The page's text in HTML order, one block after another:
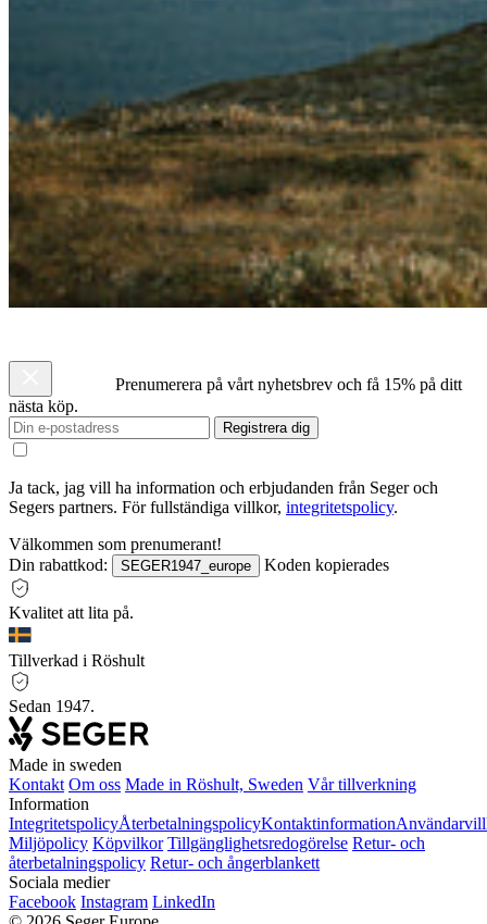
Prenumerera på vårt nyhetsbrev och få 15% på ditt
nästa köp.
Registrera dig
Ja tack, jag vill ha information och erbjudanden från Seger och
Segers partners. För fullständiga villkor, integritetspolicy.
Välkommen som prenumerant!
Din rabattkod:
SEGER1947_europe Koden kopierades
Kvalitet att lita på.
Tillverkad i Röshult
Sedan 1947.
Made in sweden
Kontakt Om oss Made in Röshult, Sweden Vår tillverkning
Information
IntegritetspolicyÅterbetalningspolicyKontaktinformation
Miljöpolicy Köpvilkor Tillgänglighetsredogörelse Retur- och
återbetalningspolicy Retur- och ångerblankett
Sociala medier
Facebook Instagram LinkedIn